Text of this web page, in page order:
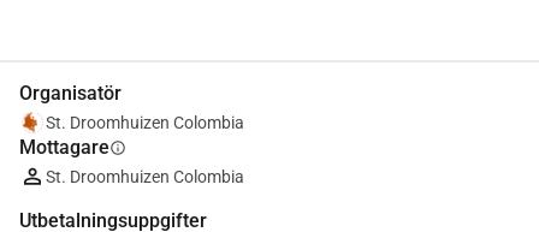
Organisatör
St. Droomhuizen Colombia
Mottagareinfo
St. Droomhuizen Colombia
Utbetalningsuppgifter